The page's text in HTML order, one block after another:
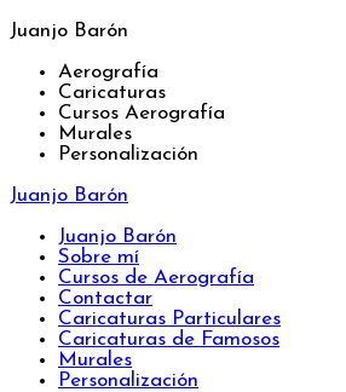
Juanjo Barón
Aerografía
Caricaturas
Cursos Aerografía
Murales
Personalización
Juanjo Barón
Juanjo Barón
Sobre mí
Cursos de Aerografía
Contactar
Caricaturas Particulares
Caricaturas de Famosos
Murales
Personalización